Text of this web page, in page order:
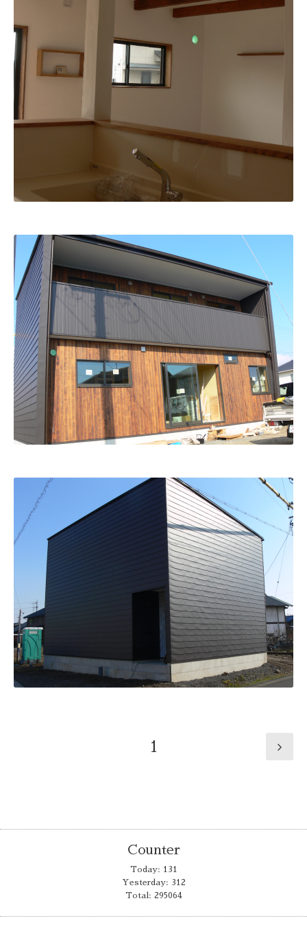
1
Counter
Today: 131
Yesterday: 312
Total: 295064